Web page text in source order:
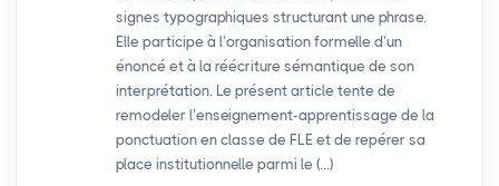
signes typographiques structurant une phrase.
Elle participe à l’organisation formelle d’un
énoncé et à la réécriture sémantique de son
interprétation. Le présent article tente de
remodeler l’enseignement-apprentissage de la
ponctuation en classe de FLE et de repérer sa
place institutionnelle parmi le (…)